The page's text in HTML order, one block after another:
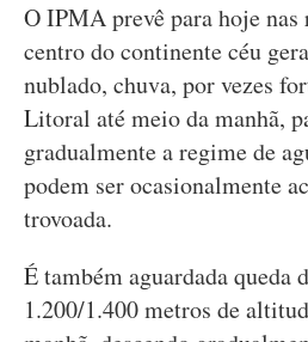
O IPMA prevê para hoje nas
centro do continente céu
nublado, chuva, por vezes
Litoral até meio da manhã,
gradualmente a regime de
podem ser ocasionalmente
trovoada.
É também aguardada queda
1.200/1.400 metros de